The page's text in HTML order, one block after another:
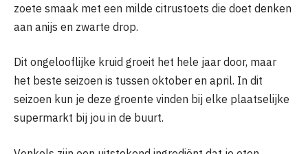
zoete smaak met een milde citrustoets die doet denken
aan anijs en zwarte drop.
Dit ongelooflijke kruid groeit het hele jaar door, maar
het beste seizoen is tussen oktober en april. In dit
seizoen kun je deze groente vinden bij elke plaatselijke
supermarkt bij jou in de buurt.